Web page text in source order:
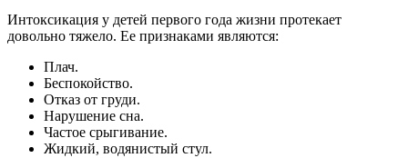
Интоксикация у детей первого года жизни протекает
довольно тяжело. Ее признаками являются:
Плач.
Беспокойство.
Отказ от груди.
Нарушение сна.
Частое срыгивание.
Жидкий, водянистый стул.